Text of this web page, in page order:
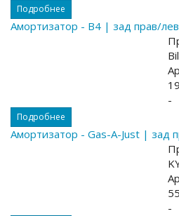
Подробнее
Амортизатор - B4 | зад прав/
-
Подробнее
Амортизатор - Gas-A-Just | зад
-